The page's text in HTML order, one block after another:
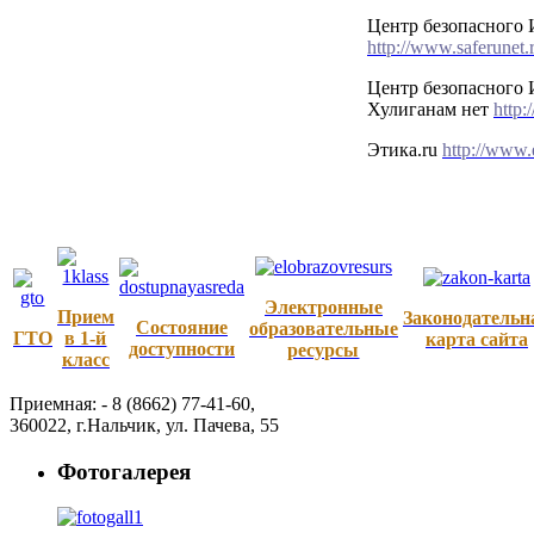
Центр безопасного
http://
Центр безопасного
Хулиганам нет
Этика.ru http://
ГТО
Прием
в 1-й
класс
Состояние
доступности
Электронные
образовательные
ресурсы
карта сайта
Приемная: - 8 (8662) 77-41-60,
360022, г.Нальчик, ул. Пачева, 55
Фотогалерея